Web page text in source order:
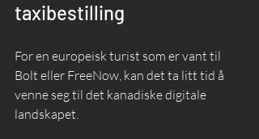
taxibestilling
For en europeisk turist som er vant til
Bolt eller FreeNow, kan det ta litt tid å
venne seg til det kanadiske digitale
landskapet.